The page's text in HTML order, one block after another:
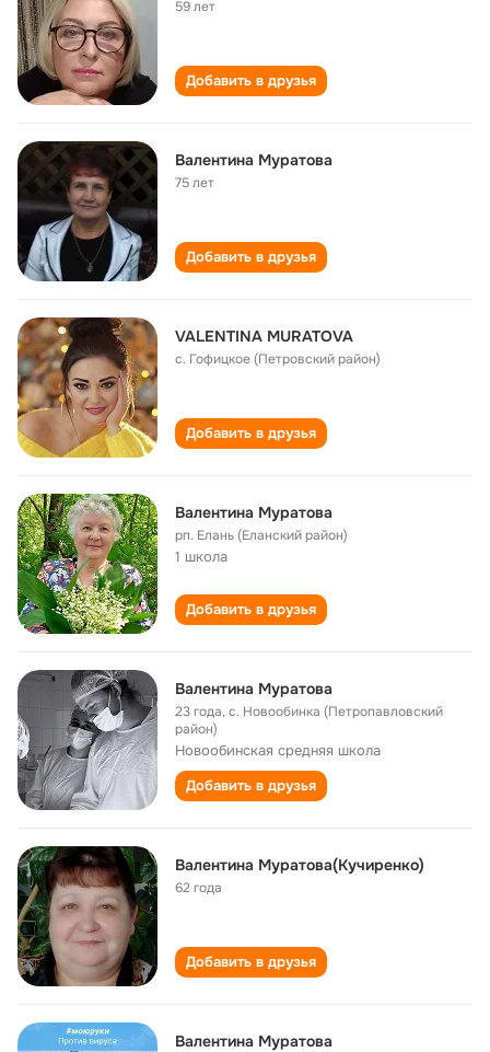
59 лет
Добавить в друзья
Валентина Муратова
75 лет
Добавить в друзья
VALENTINA MURATOVA
с. Гофицкое (Петровский район)
Добавить в друзья
Валентина Муратова
рп. Елань (Еланский район)
1 школа
Добавить в друзья
Валентина Муратова
23 года,с. Новообинка (Петропавловский
район)
Новообинская cредняя школа
Добавить в друзья
Валентина Муратова(Кучиренко)
62 года
Добавить в друзья
Валентина Муратова